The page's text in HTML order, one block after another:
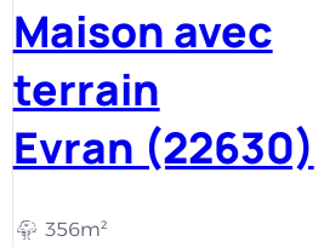
Maison avec
terrain
Evran (22630)
356m²